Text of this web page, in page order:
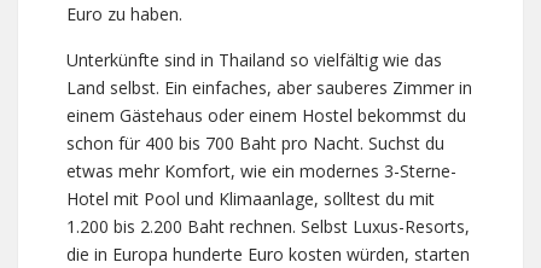
Euro zu haben.
Unterkünfte sind in Thailand so vielfältig wie das
Land selbst. Ein einfaches, aber sauberes Zimmer in
einem Gästehaus oder einem Hostel bekommst du
schon für 400 bis 700 Baht pro Nacht. Suchst du
etwas mehr Komfort, wie ein modernes 3-Sterne-
Hotel mit Pool und Klimaanlage, solltest du mit
1.200 bis 2.200 Baht rechnen. Selbst Luxus-Resorts,
die in Europa hunderte Euro kosten würden, starten